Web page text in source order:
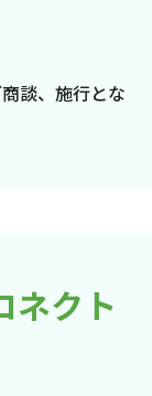
談、施行とな
ネクト